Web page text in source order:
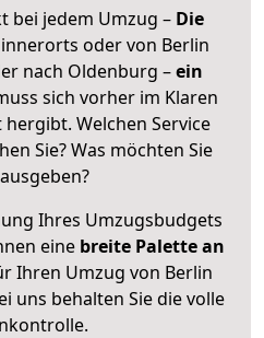
bei jedem Umzug – Die
oder von Berlin
nach Oldenburg –ein
sich vorher im Klaren
Welchen Service
Sie? Was möchten Sie
Ihres Umzugsbudgets
eine breite Palette an
Ihren Umzug von Berlin
uns behalten Sie die volle